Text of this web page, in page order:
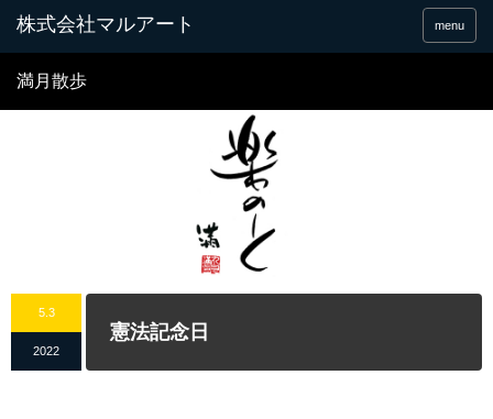
menu
満月散歩
5.3
2022
憲法記念日